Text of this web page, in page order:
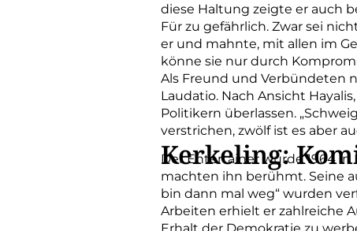
diese Haltung zeigte er auch
Für zu gefährlich. Zwar sei
er und mahnte, mit allen im
könne sie nur durch
Als Freund und Verbündeten
Laudatio. Nach Ansicht
Politikern überlassen.
verstrichen, zwölf ist es aber
Kerkeling:
Der Entertainer wurde 1964 in
machten ihn berühmt. Seine
bin dann mal weg“ wurden
Arbeiten erhielt er zahlreiche
Erhalt der Demokratie zu